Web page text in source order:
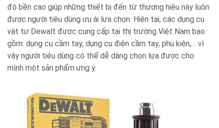
độ bền cao giúp những thiết bị đến từ thương hiệu này luôn
được người tiêu dùng ưu ái lựa chọn. Hiện tại, các dụng cụ
vật tư Dewalt được cung cấp tại thị trường Việt Nam bao
gồm: dụng cụ cầm tay, dụng cụ điện cầm tay, phụ kiện,… vì
vậy người tiêu dùng có thể dễ dàng chọn lựa được cho
mình một sản phẩm ưng ý.